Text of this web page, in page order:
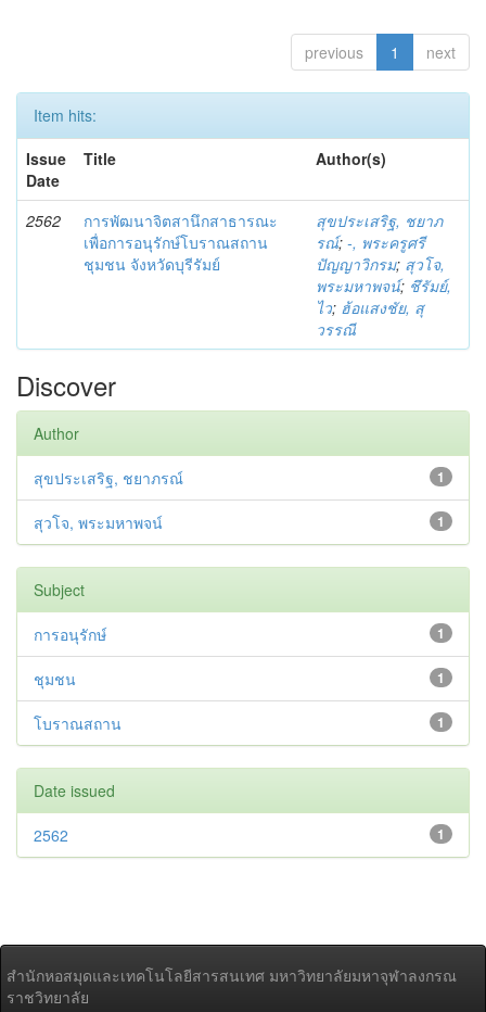
previous 1 next
Item hits:
Issue
Date
Title Author(s)
2562
การพัฒนาจิตสานึกสาธารณะ
เพื่อการอนุรักษ์โบราณสถาน
ชุมชน จังหวัดบุรีรัมย์
สุขประเสริฐ, ชยาภ
รณ์; -, พระครูศรี
ปัญญาวิกรม; สุวโจ,
พระมหาพจน์; ชึรัมย์,
ไว; ฮ้อแสงชัย, สุ
วรรณี
Discover
Author
1
สุขประเสริฐ, ชยาภรณ์
1
สุวโจ, พระมหาพจน์
Subject
1
การอนุรักษ์
1
ชุมชน
1
โบราณสถาน
Date issued
1
2562
สำนักหอสมุดและเทคโนโลยีสารสนเทศ มหาวิทยาลัยมหาจุฬาลงกรณ
ราชวิทยาลัย